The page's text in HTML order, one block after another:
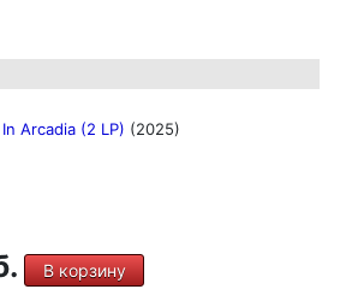
Arcadia (2 LP) (2025)
В корзину